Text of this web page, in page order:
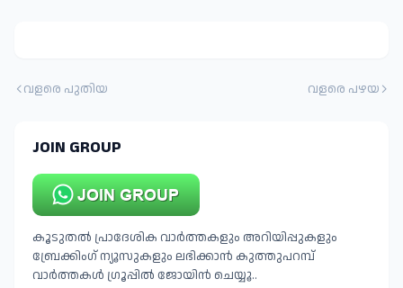
വളരെ പുതിയ വളരെ പഴയ
JOIN GROUP
കൂടുതൽ പ്രാദേശിക വാർത്തകളും അറിയിപ്പുകളും
ബ്രേക്കിംഗ് ന്യൂസുകളും ലഭിക്കാൻ കുത്തുപറമ്പ്
വാർത്തകൾ ഗ്രൂപ്പിൽ ജോയിൻ ചെയ്യൂ..